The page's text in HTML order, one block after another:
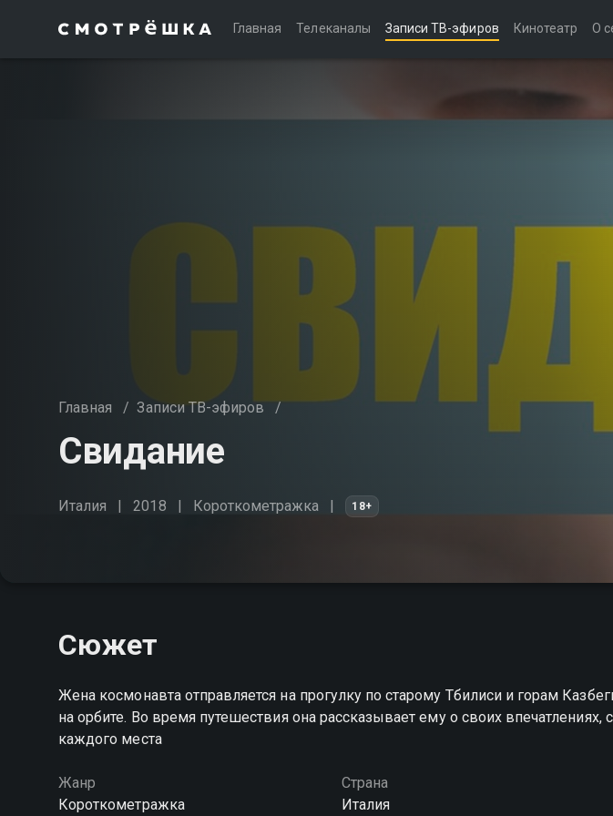
Главная Телеканалы Записи ТВ-эфиров Кинотеатр О
Главная / Записи ТВ-эфиров /
Свидание
Италия 2018 Короткометражка 18+
Сюжет
Жена космонавта отправляется на прогулку по старому Тбилиси и горам
на орбите. Во время путешествия она рассказывает ему о своих впечатлениях,
каждого места
Жанр
Короткометражка
Страна
Италия